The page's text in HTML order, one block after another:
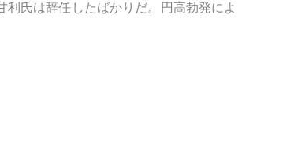
氏は辞任したばかりだ。円高勃発によ